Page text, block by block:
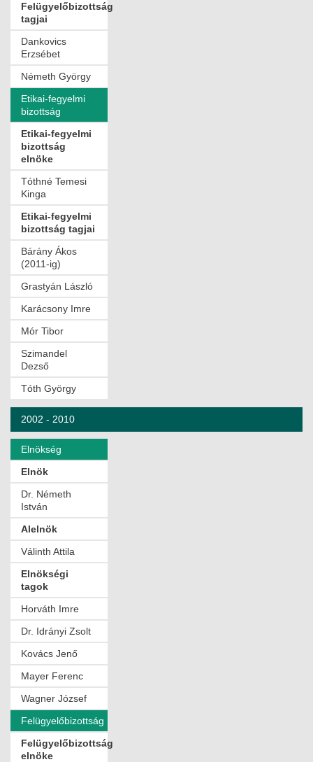
Felügyelőbizottság
tagjai
Dankovics
Erzsébet
Németh György
Etikai-fegyelmi
bizottság
Etikai-fegyelmi
bizottság
elnöke
Tóthné Temesi
Kinga
Etikai-fegyelmi
bizottság tagjai
Bárány Ákos
(2011-ig)
Grastyán László
Karácsony Imre
Mór Tibor
Szimandel
Dezső
Tóth György
2002 - 2010
Elnökség
Elnök
Dr. Németh
István
Alelnök
Válinth Attila
Elnökségi
tagok
Horváth Imre
Dr. Idrányi Zsolt
Kovács Jenő
Mayer Ferenc
Wagner József
Felügyelőbizottság
Felügyelőbizottság
elnöke